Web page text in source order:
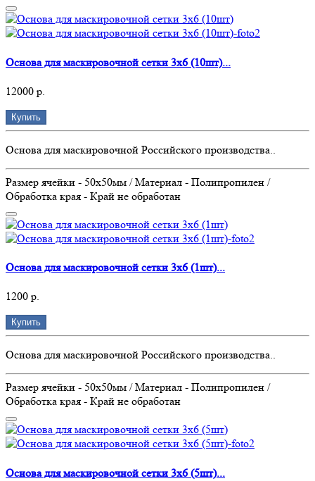
Основа для маскировочной сетки 3х6 (10шт)...
12000 р.
Купить
Основа для маскировочной Российского производства..
Размер ячейки - 50х50мм / Материал - Полипропилен /
Обработка края - Край не обработан
Основа для маскировочной сетки 3х6 (1шт)...
1200 р.
Купить
Основа для маскировочной Российского производства..
Размер ячейки - 50х50мм / Материал - Полипропилен /
Обработка края - Край не обработан
Основа для маскировочной сетки 3х6 (5шт)...